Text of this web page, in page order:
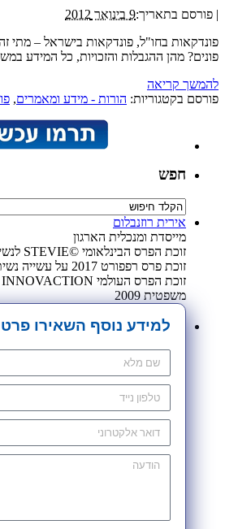
| פורסם בתאריך:9 בינואר 2012
פונדקאות בחו"ל, פונדקאות בישראל – מתי
פונים? מהן ההגבלות והזכויות, כל המידע
להמשך קריאה
פורסם בקטגוריות: הורות - מידע ומאמרים,
חפש
אירית רוזנבלום
מייסדת ומנכלית הארגון
זוכת הפרס הבינלאומי ©STEVIE לנשים פורצות דרך 2019
זוכת פרס רפפורט 2017 על עשייה נשית פורצת דרך
משפטית 2009
למידע נוסף השאירו